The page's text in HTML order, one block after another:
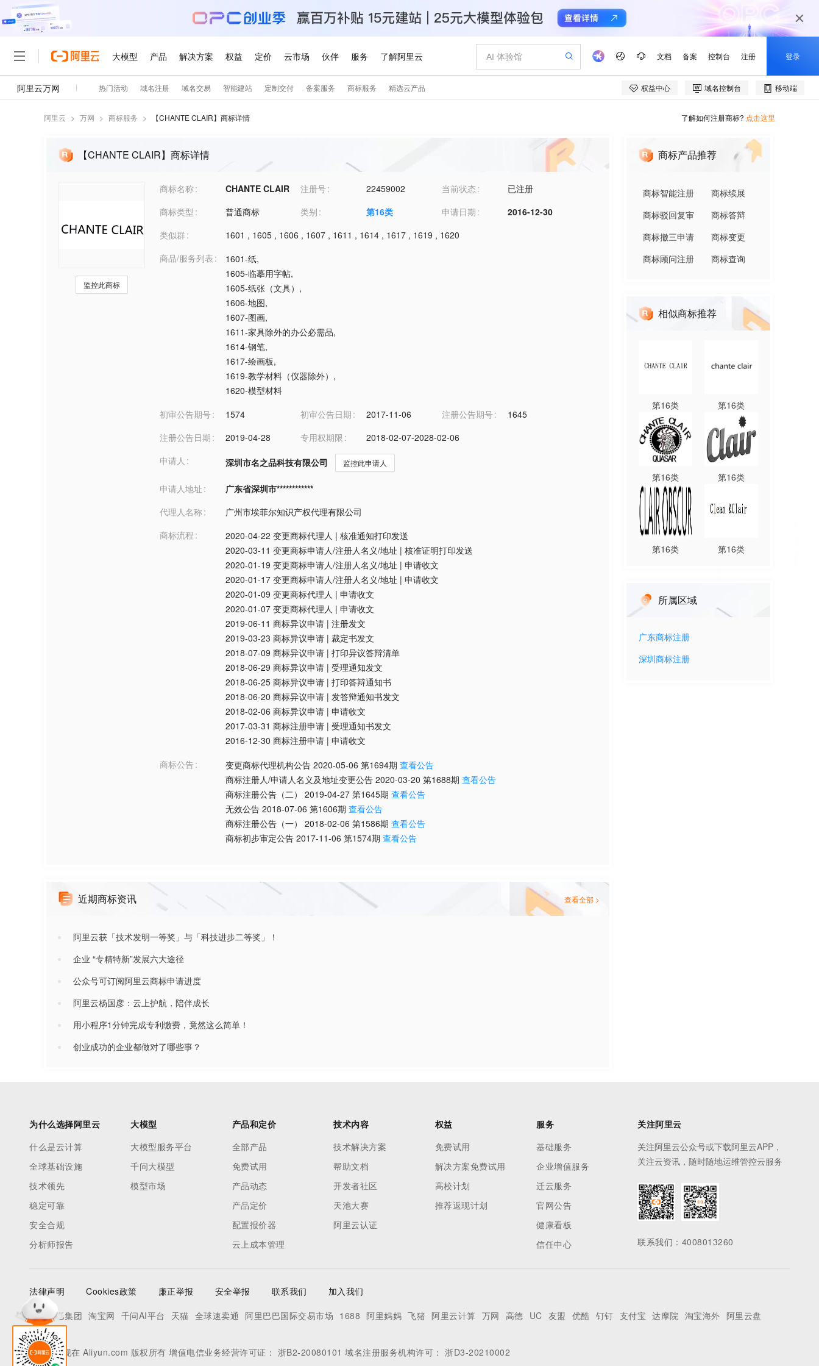
阿里云 > 万网 > 商标服务 > 【CHANTE CLAIR】商标详情 了解如何注册商标? 点击这里
【CHANTE CLAIR】商标详情
监控此商标
商标名称 CHANTE CLAIR 注册号 22459002 当前状态
已注册
商标类型
普通商标 类别 第16类 申请日期
2016-12-30
类似群
1601 , 1605 , 1606 , 1607 , 1611 , 1614 , 1617 , 1619 , 1620
商品/服务列表
1601-纸,
1605-临摹用字帖,
1605-纸张（文具） ,
1606-地图,
1607-图画,
1611-家具除外的办公必需品,
1614-钢笔,
1617-绘画板,
1619-教学材料（仪器除外） ,
1620-模型材料
初审公告期号
1574 初审公告日期 2017-11-06 注册公告期号
1645
注册公告日期
2019-04-28 专用权期限
2018-02-07-2028-02-06
申请人
深圳市名之品科技有限公司 监控此申请人
申请人地址
广东省深圳市************
代理人名称
广州市埃菲尔知识产权代理有限公司
商标流程
2020-04-22 变更商标代理人 | 核准通知打印发送
2020-03-11 变更商标申请人/注册人名义/地址 | 核准证明打印发送
2020-01-19 变更商标申请人/注册人名义/地址 | 申请收文
2020-01-17 变更商标申请人/注册人名义/地址 | 申请收文
2020-01-09 变更商标代理人 | 申请收文
2020-01-07 变更商标代理人 | 申请收文
2019-06-11 商标异议申请 | 注册发文
2019-03-23 商标异议申请 | 裁定书发文
2018-07-09 商标异议申请 | 打印异议答辩清单
2018-06-29 商标异议申请 | 受理通知发文
2018-06-25 商标异议申请 | 打印答辩通知书
2018-06-20 商标异议申请 | 发答辩通知书发文
2018-02-06 商标异议申请 | 申请收文
2017-03-31 商标注册申请 | 受理通知书发文
2016-12-30 商标注册申请 | 申请收文
商标公告
变更商标代理机构公告 2020-05-06 第1694期 查看公告
商标注册人/申请人名义及地址变更公告 2020-03-20 第1688期 查看公告
商标注册公告（二）
2019-04-27 第1645期 查看公告
无效公告 2018-07-06 第1606期 查看公告
商标注册公告（一）
2018-02-06 第1586期 查看公告
商标初步审定公告 2017-11-06 第1574期 查看公告
近期商标资讯 查看全部 >
阿里云获「技术发明一等奖」与「科技进步二等奖」！
企业 “专精特新”发展六大途径
公众号可订阅阿里云商标申请进度
阿里云杨国彦：云上护航，陪伴成长
用小程序1分钟完成专利缴费，竟然这么简单！
创业成功的企业都做对了哪些事？
商标产品推荐
商标智能注册
商标续展
商标驳回复审
商标答辩
商标撤三申请
商标变更
商标顾问注册
商标查询
相似商标推荐
第16类 第16类
第16类 第16类
第16类 第16类
所属区域
广东商标注册
深圳 商标注册